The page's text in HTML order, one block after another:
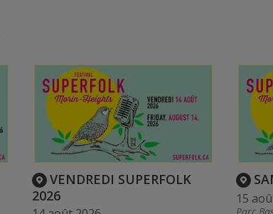
VENDREDI SUPERFOLK
2026
15